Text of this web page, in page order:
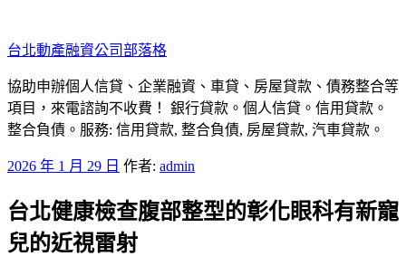
至
主
要
內
容
台北動產融資公司部落格
協助申辦個人信貸、企業融資、車貸、房屋貸款、債務整合等
項目，來電諮詢不收費！ 銀行貸款。個人信貸。信用貸款。
整合負債。服務: 信用貸款, 整合負債, 房屋貸款, 汽車貸款。
發
於
2026 年 1 月 29 日 作者: admin
台北健康檢查腹部整型的彰化眼科有新寵
兒的近視雷射